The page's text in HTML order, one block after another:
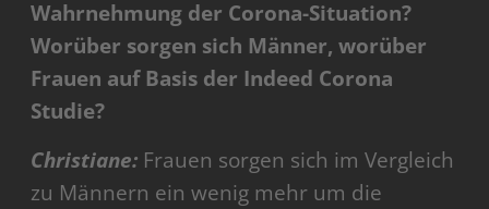
Wahrnehmung der Corona-Situation?
Worüber sorgen sich Männer, worüber
Frauen auf Basis der Indeed Corona
Studie?
Christiane: Frauen sorgen sich im Vergleich
zu Männern ein wenig mehr um die